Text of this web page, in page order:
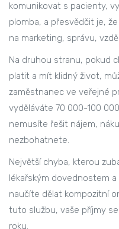
komunikovat s pacienty,
plomba, a přesvědčit je,
na marketing, správu,
Na druhou stranu, pokud
platit a mít klidný život,
zaměstnanec ve veřejné
vyděláváte 70 000-100
nemusíte řešit nájem,
nezbohatnete.
Největší chyba, kterou
lékařským dovednostem a
naučíte dělat kompozitní
tuto službu, vaše příjmy
roku.